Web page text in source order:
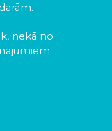
nekā no